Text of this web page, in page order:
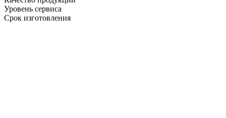
Уровень сервиса
Срок изготовления